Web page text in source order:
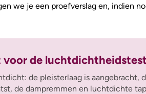
we je een proefverslag en, indien
de luchtdichtheidstest
de pleisterlaag is aangebracht,
de dampremmen en luchtdichte